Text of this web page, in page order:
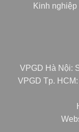
Kinh
VPGD Hà Nội:
VPGD Tp.